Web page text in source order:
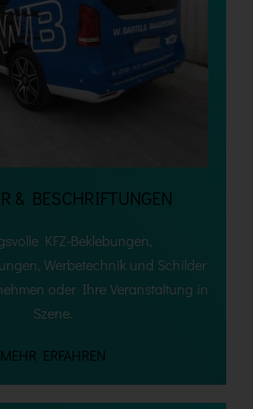
& BESCHRIFTUNGEN
KFZ-Beklebungen,
Werbetechnik und Schilder
oder Ihre Veranstaltung in
Szene.
MEHR ERFAHREN